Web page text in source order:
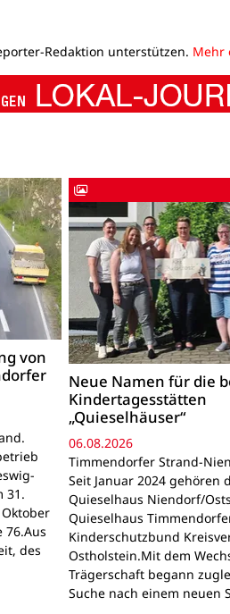
Redaktion unterstützen. Mehr
von
31.
76.Aus
des
Neue Namen für die
Kindertagesstätten
„Quieselhäuser“
06.08.2026
Timmendorfer Strand-
Seit Januar 2024 gehören
Quieselhaus Niendorf/
Quieselhaus
Kinderschutzbund
Ostholstein.Mit dem
Trägerschaft begann
Suche nach einem neuen